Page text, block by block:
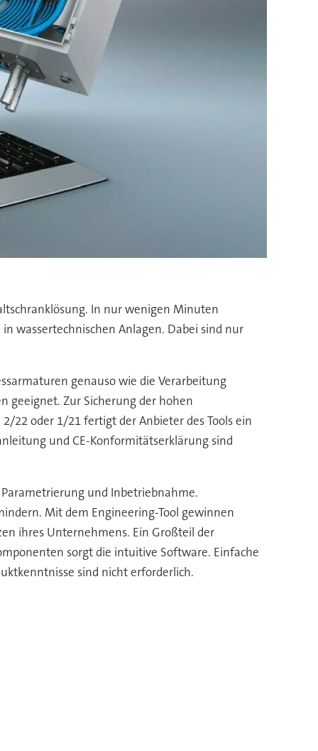
In nur wenigen Minuten
wassertechnischen Anlagen. Dabei sind nur
genauso wie die Verarbeitung
geeignet. Zur Sicherung der hohen
22 oder 1/21 fertigt der Anbieter des Tools ein
und CE-Konformitätserklärung sind
und Inbetriebnahme.
Mit dem Engineering-Tool gewinnen
ihres Unternehmens. Ein Großteil der
sorgt die intuitive Software. Einfache
sind nicht erforderlich.